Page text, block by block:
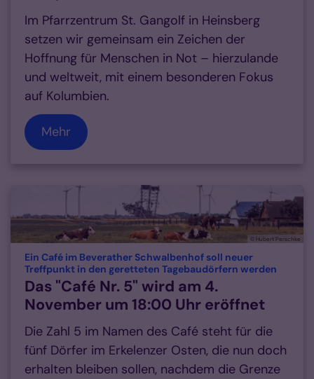
Im Pfarrzentrum St. Gangolf in Heinsberg
setzen wir gemeinsam ein Zeichen der
Hoffnung für Menschen in Not – hierzulande
und weltweit, mit einem besonderen Fokus
auf Kolumbien.
Mehr
© Hubert Perschke
Ein Café im Beverather Schwalbenhof soll neuer
Treffpunkt in den geretteten Tagebaudörfern werden
Das "Café Nr. 5" wird am 4.
November um 18:00 Uhr eröffnet
Die Zahl 5 im Namen des Café steht für die
fünf Dörfer im Erkelenzer Osten, die nun doch
erhalten bleiben sollen, nachdem die Grenze